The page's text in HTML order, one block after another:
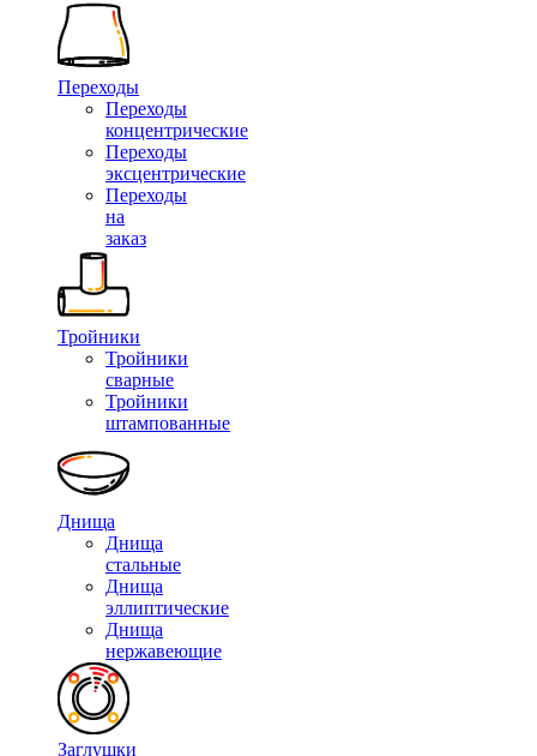
Переходы
Переходы
концентрические
Переходы
эксцентрические
Переходы
на
заказ
Тройники
Тройники
сварные
Тройники
штампованные
Днища
Днища
стальные
Днища
эллиптические
Днища
нержавеющие
Заглушки